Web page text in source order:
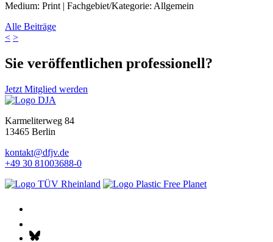
Medium: Print | Fachgebiet/Kategorie: Allgemein
Alle Beiträge
< >
Sie veröffentlichen professionell?
Jetzt Mitglied werden
Karmeliterweg 84
13465 Berlin
kontakt@dfjv.de
+49 30 81003688-0